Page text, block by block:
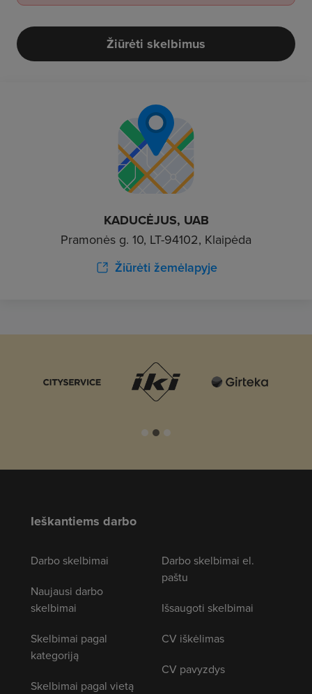
Žiūrėti skelbimus
KADUCĖJUS, UAB
Pramonės g. 10, LT-94102, Klaipėda
Žiūrėti žemėlapyje
Ieškantiems darbo
Darbo skelbimai
Naujausi darbo
skelbimai
Skelbimai pagal
kategoriją
Skelbimai pagal vietą
Darbo skelbimai el.
paštu
Išsaugoti skelbimai
CV iškėlimas
CV pavyzdys